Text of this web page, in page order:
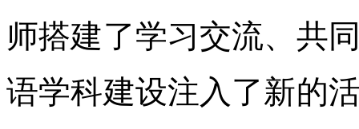
师搭建了学习交流、共
语学科建设注入了新的